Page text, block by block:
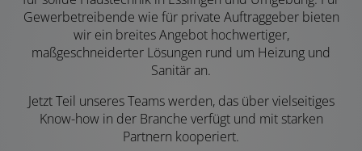
Gewerbetreibende wie für private Auftraggeber bieten
wir ein breites Angebot hochwertiger,
maßgeschneiderter Lösungen rund um Heizung und
Sanitär an.
Jetzt Teil unseres Teams werden, das über vielseitiges
Know-how in der Branche verfügt und mit starken
Partnern kooperiert.